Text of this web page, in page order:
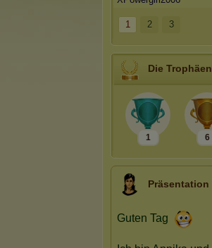
1 2 3
Die Trophäen
1 6
Präsentation